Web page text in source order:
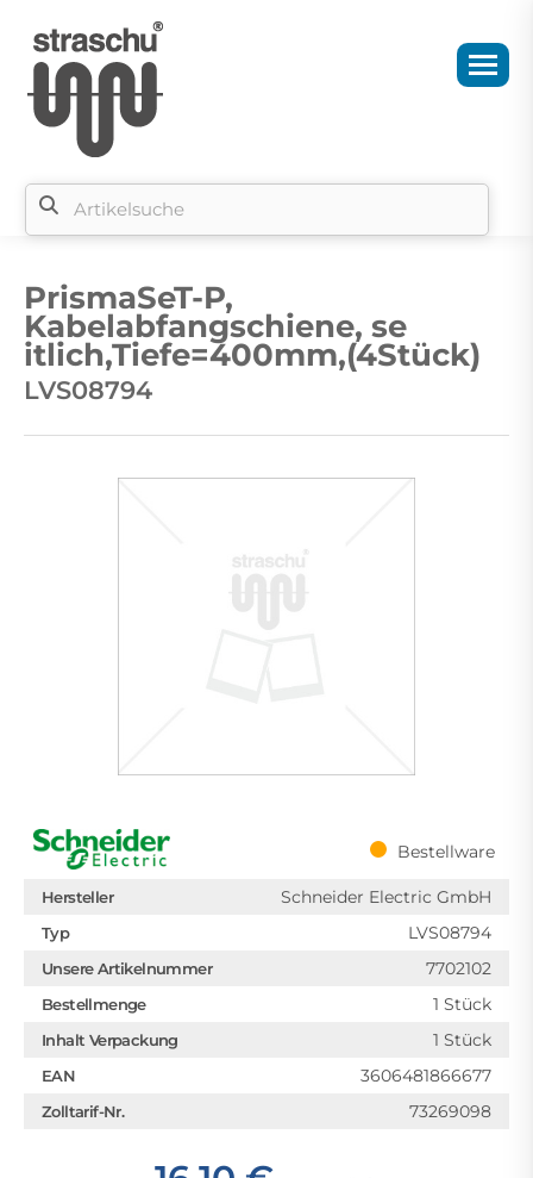
PrismaSeT-P,
Kabelabfangschiene, se
itlich,Tiefe=400mm,(4Stück)
LVS08794
Bestellware
Hersteller Schneider Electric GmbH
Typ LVS08794
Unsere Artikelnummer 7702102
Bestellmenge 1 Stück
Inhalt Verpackung 1 Stück
EAN 3606481866677
Zolltarif-Nr. 73269098